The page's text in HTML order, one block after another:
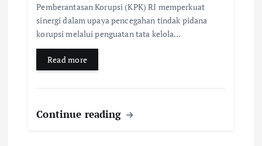
Pemberantasan Korupsi (KPK) RI memperkuat
sinergi dalam upaya pencegahan tindak pidana
korupsi melalui penguatan tata kelola…
Read more
Continue reading